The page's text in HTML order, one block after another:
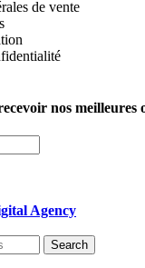
de vente
nos meilleures
Agency
Search